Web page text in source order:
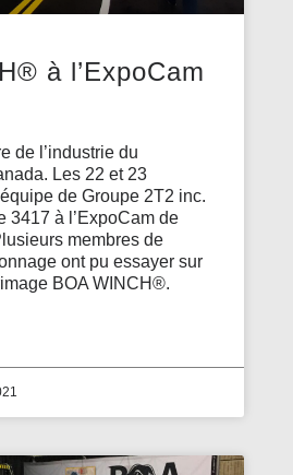
à l’ExpoCam
de l’industrie du
Les 22 et 23
de Groupe 2T2 inc.
3417 à l’ExpoCam de
membres de
ont pu essayer sur
BOA WINCH®.